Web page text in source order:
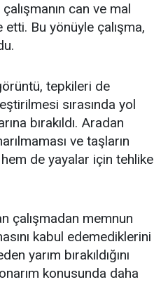
can ve mal
Bu yönüyle çalışma,
tepkileri de
sırasında yol
bırakıldı. Aradan
ve taşların
de yayalar için tehlike
çalışmadan memnun
kabul edemediklerini
yarım bırakıldığını
konusunda daha